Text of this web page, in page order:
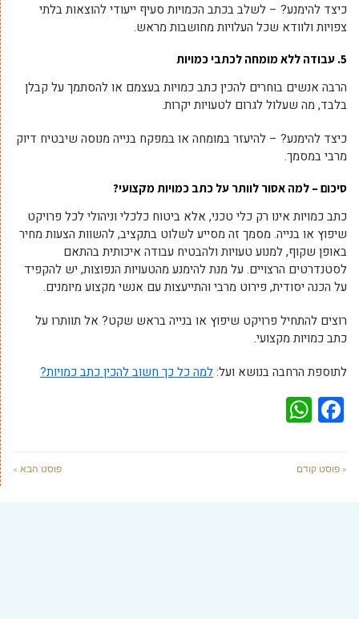
כיצד להימנע? – לשלב בכתב הכמויות סעיף ייעודי להוצאות בלתי
צפויות ולוודא שכל העלויות מחושבות מראש.
5. עבודה ללא מומחה לכתבי כמויות
הרבה אנשים בוחרים להכין כתב כמויות בעצמם או להסתמך על קבלן
בלבד, מה שעלול לגרום לטעויות יקרות.
כיצד להימנע? – להיעזר במומחה או במפקח בנייה מנוסה שיבטיח דיוק
מרבי במסמך.
סיכום – למה אסור לוותר על כתב כמויות מקצועי?
כתב כמויות אינו רק כלי טכני, אלא ביטוח כלכלי וניהולי לכל פרויקט
שיפוץ או בנייה. מסמך זה מסייע לשלוט בתקציב, להשוות הצעות מחיר
באופן שקוף, למנוע טעויות ולהבטיח עבודה איכותית בהתאם
לסטנדרטים הרצויים. על מנת להימנע מהטעויות הנפוצות, יש להקפיד
על הכנה יסודית, פירוט מרבי והתייעצות עם אנשי מקצוע מיומנים.
רוצים להתחיל פרויקט שיפוץ או בנייה בראש שקט? אל תוותרו על
כתב כמויות מקצועי.
לתוספת הרחבה בנושא ועל:למה כל כך חשוב להכין כתב כמויות?
Facebook
« פוסט קודם פוסט הבא »